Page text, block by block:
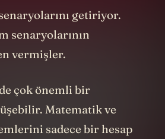
getiriyor.
senaryolarının
vermişler.
çok önemli bir
Matematik ve
sadece bir hesap